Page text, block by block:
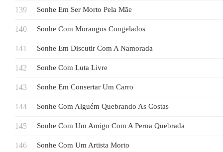
Sonhe Em Ser Morto Pela Mãe
Sonhe Com Morangos Congelados
Sonhe Em Discutir Com A Namorada
Sonhe Com Luta Livre
Sonhe Em Consertar Um Carro
Sonhe Com Alguém Quebrando As Costas
Sonhe Com Um Amigo Com A Perna Quebrada
Sonhe Com Um Artista Morto